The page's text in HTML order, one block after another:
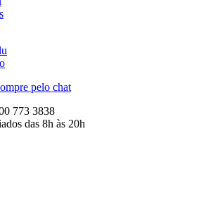
pelo chat
773 3838
das 8h às 20h